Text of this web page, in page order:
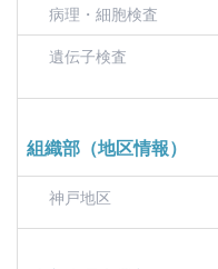
病理・細胞検査
遺伝子検査
組織部（地区情報）
神戸地区